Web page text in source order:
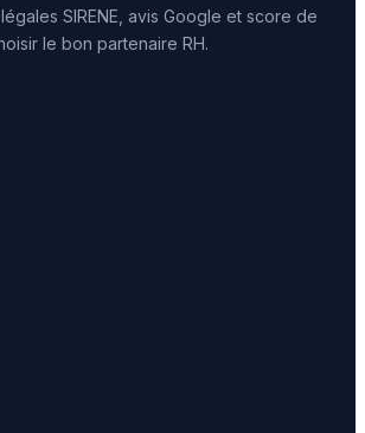
SIRENE, avis Google et score de
le bon partenaire RH.